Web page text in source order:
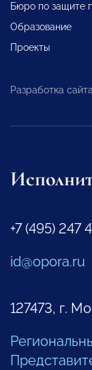
Бюро по защите
Образование
Проекты
Разработка
+7 (495) 247
id@opora.ru
127473, г.